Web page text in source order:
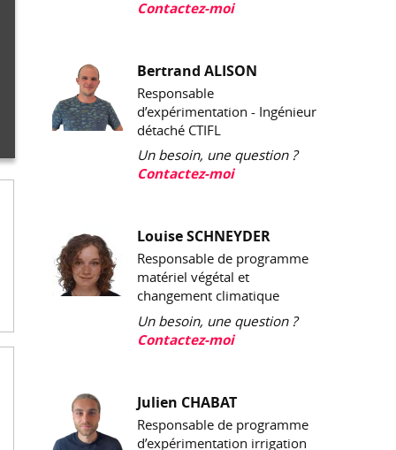
Contactez-moi
Bertrand ALISON
Responsable
d’expérimentation - Ingénieur
détaché CTIFL
Un besoin, une question ?
Contactez-moi
Louise SCHNEYDER
Responsable de programme
matériel végétal et
changement climatique
Un besoin, une question ?
Contactez-moi
Julien CHABAT
Responsable de programme
d’expérimentation irrigation